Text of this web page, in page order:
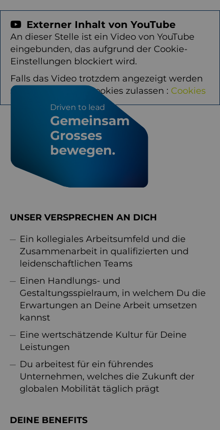
Externer Inhalt von YouTube
An dieser Stelle ist ein Video von YouTube
eingebunden, das aufgrund der Cookie-
Einstellungen blockiert wird.
Falls das Video trotzdem angezeigt werden
soll, bitte hier die Cookies zulassen : Cookies
Driven to lead
Gemeinsam
Grosses
bewegen.
UNSER VERSPRECHEN AN DICH
Ein kollegiales Arbeitsumfeld und die
Zusammenarbeit in qualifizierten und
leidenschaftlichen Teams
Einen Handlungs- und
Gestaltungsspielraum, in welchem Du die
Erwartungen an Deine Arbeit umsetzen
kannst
Eine wertschätzende Kultur für Deine
Leistungen
Du arbeitest für ein führendes
Unternehmen, welches die Zukunft der
globalen Mobilität täglich prägt
DEINE BENEFITS